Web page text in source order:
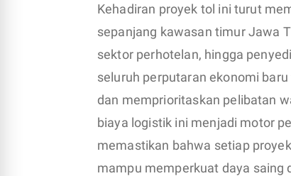
Kehadiran proyek tol ini turut
sepanjang kawasan timur Jawa
sektor perhotelan, hingga
seluruh perputaran ekonomi
dan memprioritaskan pelibatan
biaya logistik ini menjadi motor
memastikan bahwa setiap
mampu memperkuat daya saing